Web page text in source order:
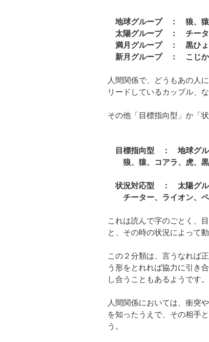
地球グループ ： 狼、猿
太陽グループ ： チータ
満月グループ ： 黒ひょ
新月グループ ： こじか
人間関係で、どうもあの人
リードしているカップル、
その他「目標指向型」か「
目標指向型 ： 地球グル
狼、猿、コアラ、虎、黒
状況対応型 ： 太陽グル
チーター、ライオン、ペ
これは読んで字のごとく、
と、その時の状況によって
この２分類は、言うなれば
う形をとれれば協力に引き
し合うこともあるようです。
人間関係においては、衝突
を知ったうえで、その相手
う。